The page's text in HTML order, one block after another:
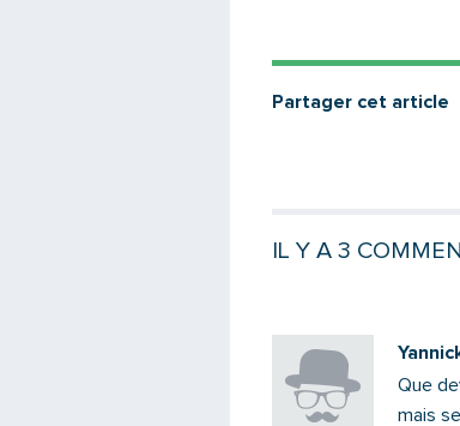
Partager cet article
IL Y A 3
Que
mais